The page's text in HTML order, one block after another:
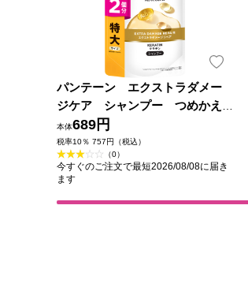
パンテーン エクストラダメー
ジケア シャンプー つめかえ
特大サイズ ６００ｍｌ Ｐ＆Ｇジ
ャパン
本体689円
税率10％ 757円（税込）
（0）
今すぐのご注文で最短2026/08/08に届き
ます